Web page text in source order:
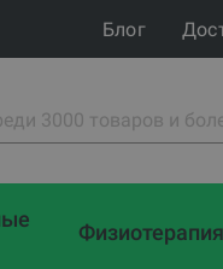
Блог
Физиотерапия